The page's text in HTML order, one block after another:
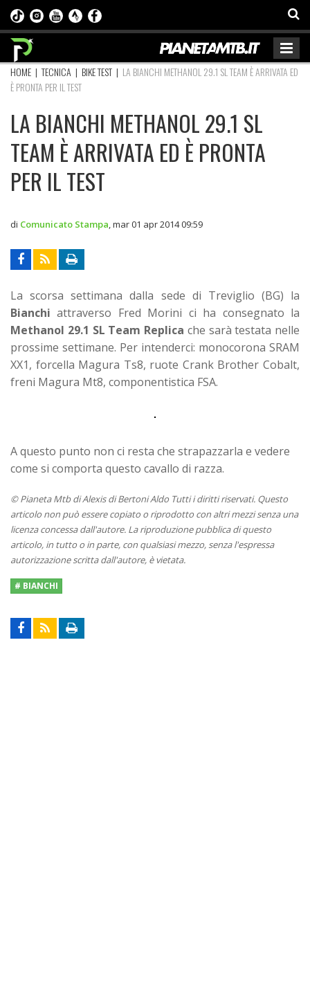
HOME |TECNICA | BIKE TEST | LA BIANCHI METHANOL 29.1 SL TEAM È ARRIVATA ED
È PRONTA PER IL TEST
LA BIANCHI METHANOL 29.1 SL
TEAM È ARRIVATA ED È PRONTA
PER IL TEST
di Comunicato Stampa mar 01 apr 2014 09:59
La scorsa settimana dalla sede di Treviglio (BG) la
Bianchi attraverso Fred Morini ci ha consegnato la
Methanol 29.1 SL Team Replica che sarà testata nelle
prossime settimane. Per intenderci: monocorona SRAM
XX1, forcella Magura Ts8, ruote Crank Brother Cobalt,
freni Magura Mt8, componentistica FSA.
A questo punto non ci resta che strapazzarla e vedere
come si comporta questo cavallo di razza.
© Pianeta Mtb di Alexis di Bertoni Aldo Tutti i diritti riservati. Questo
articolo non può essere copiato o riprodotto con altri mezzi senza una
licenza concessa dall'autore. La riproduzione pubblica di questo
articolo, in tutto o in parte, con qualsiasi mezzo, senza l'espressa
autorizzazione scritta dall'autore, è vietata.
# BIANCHI